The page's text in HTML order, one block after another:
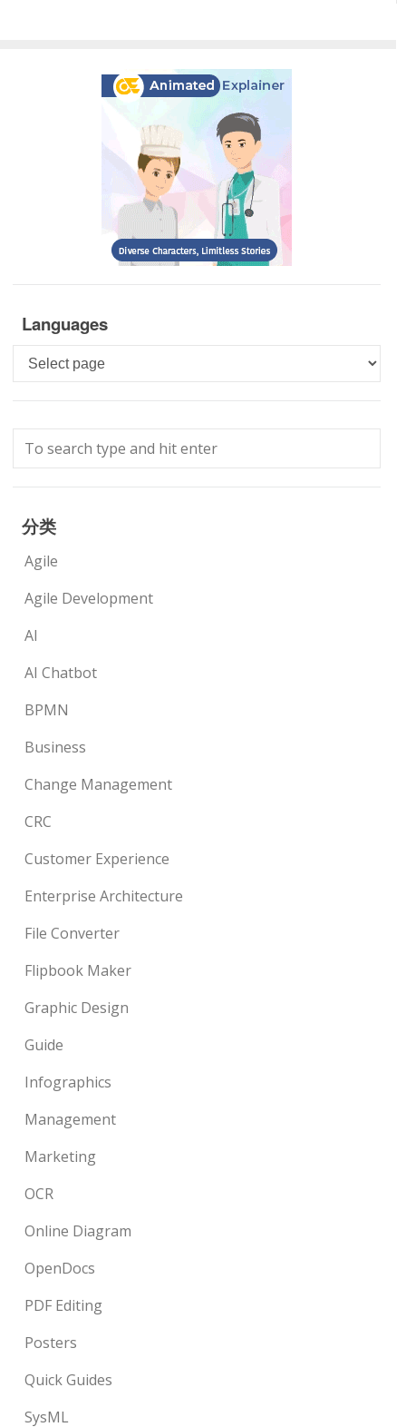
Languages
Languages
分类
Agile
Agile Development
AI
AI Chatbot
BPMN
Business
Change Management
CRC
Customer Experience
Enterprise Architecture
File Converter
Flipbook Maker
Graphic Design
Guide
Infographics
Management
Marketing
OCR
Online Diagram
OpenDocs
PDF Editing
Posters
Quick Guides
SysML